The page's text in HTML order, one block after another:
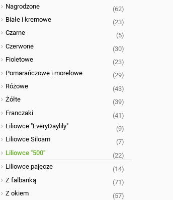
Nagrodzone
(62)
Białe i kremowe
(23)
Czarne
(5)
Czerwone
(30)
Fioletowe
(23)
Pomarańczowe i morelowe
(29)
Różowe
(43)
Żółte
(39)
Franczaki
(41)
Liliowce "EveryDaylily"
(9)
Liliowce Siloam
(7)
Liliowce "500"
(22)
Liliowce pajęcze
(14)
Z falbanką
(71)
Z okiem
(57)